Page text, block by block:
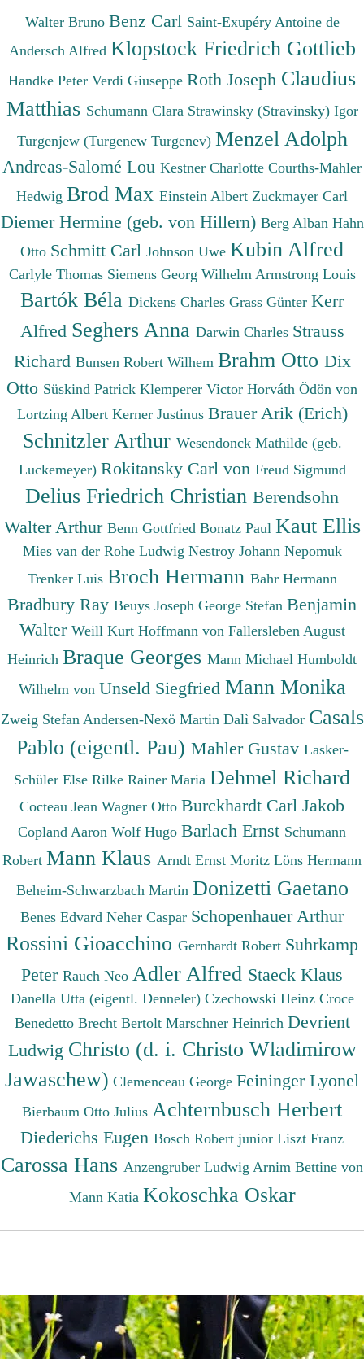
Walter Bruno Benz Carl Saint-Exupéry Antoine de
Andersch Alfred Klopstock Friedrich Gottlieb
Handke Peter Verdi Giuseppe Roth Joseph Claudius
Matthias Schumann Clara Strawinsky (Stravinsky) Igor
Turgenjew (Turgenew Turgenev) Menzel Adolph
Andreas-Salomé Lou Kestner Charlotte Courths-Mahler
Hedwig Brod Max Einstein Albert Zuckmayer Carl
Diemer Hermine (geb. von Hillern) Berg Alban Hahn
Otto Schmitt Carl Johnson Uwe Kubin Alfred
Carlyle Thomas Siemens Georg Wilhelm Armstrong Louis
Bartók Béla Dickens Charles Grass Günter Kerr
Alfred Seghers Anna Darwin Charles Strauss
Richard Bunsen Robert Wilhem Brahm Otto Dix
Otto Süskind Patrick Klemperer Victor Horváth Ödön von
Lortzing Albert Kerner Justinus Brauer Arik (Erich)
Schnitzler Arthur Wesendonck Mathilde (geb.
Luckemeyer) Rokitansky Carl von Freud Sigmund
Delius Friedrich Christian Berendsohn
Walter Arthur Benn Gottfried Bonatz Paul Kaut Ellis
Mies van der Rohe Ludwig Nestroy Johann Nepomuk
Trenker Luis Broch Hermann Bahr Hermann
Bradbury Ray Beuys Joseph George Stefan Benjamin
Walter Weill Kurt Hoffmann von Fallersleben August
Heinrich Braque Georges Mann Michael Humboldt
Wilhelm von Unseld Siegfried Mann Monika
Zweig Stefan Andersen-Nexö Martin Dalì Salvador Casals
Pablo (eigentl. Pau) Mahler Gustav Lasker-
Schüler Else Rilke Rainer Maria Dehmel Richard
Cocteau Jean Wagner Otto Burckhardt Carl Jakob
Copland Aaron Wolf Hugo Barlach Ernst Schumann
Robert Mann Klaus Arndt Ernst Moritz Löns Hermann
Beheim-Schwarzbach Martin Donizetti Gaetano
Benes Edvard Neher Caspar Schopenhauer Arthur
Rossini Gioacchino Gernhardt Robert Suhrkamp
Peter Rauch Neo Adler Alfred Staeck Klaus
Danella Utta (eigentl. Denneler) Czechowski Heinz Croce
Benedetto Brecht Bertolt Marschner Heinrich Devrient
Ludwig Christo (d. i. Christo Wladimirow
Jawaschew) Clemenceau George Feininger Lyonel
Bierbaum Otto Julius Achternbusch Herbert
Diederichs Eugen Bosch Robert junior Liszt Franz
Carossa Hans Anzengruber Ludwig Arnim Bettine von
Mann Katia Kokoschka Oskar